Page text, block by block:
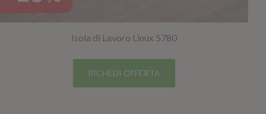
Isola di Lavoro Linux 5780
RICHEDI OFFERTA